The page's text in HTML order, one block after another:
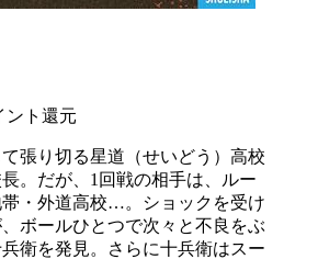
ント還元
張り切る星道（せいどう）高校
。だが、1回戦の相手は、ルー
帯・外道高校…。ショックを受け
ボールひとつで次々と不良をぶ
衛を発見。さらに十兵衛はスー